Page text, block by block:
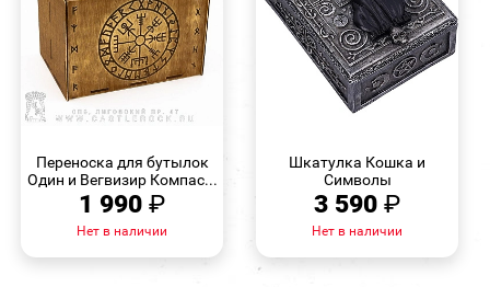
Переноска для бутылок
Один и Вегвизир Компас...
1 990 ₽
Нет в наличии
Шкатулка Кошка и
Символы
3 590 ₽
Нет в наличии